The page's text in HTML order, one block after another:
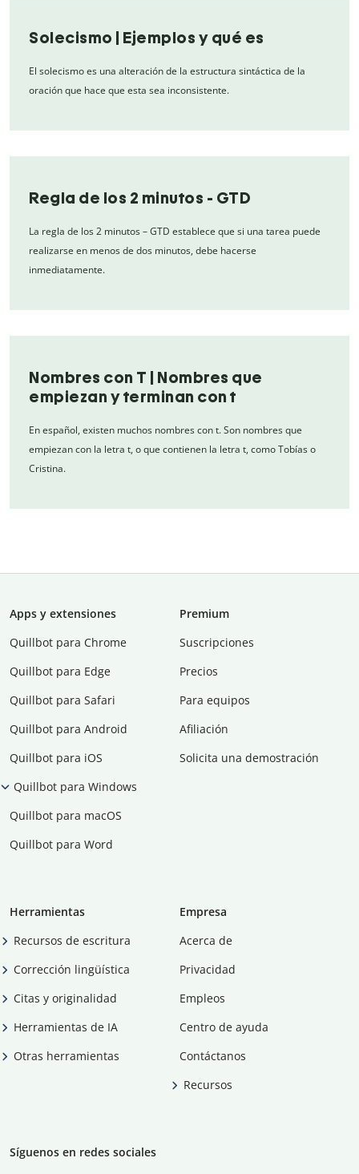
Solecismo | Ejemplos y qué es
El solecismo es una alteración de la estructura sintáctica de la
oración que hace que esta sea inconsistente.
Regla de los 2 minutos - GTD
La regla de los 2 minutos – GTD establece que si una tarea puede
realizarse en menos de dos minutos, debe hacerse
inmediatamente.
Nombres con T | Nombres que
empiezan y terminan con t
En español, existen muchos nombres con t. Son nombres que
empiezan con la letra t, o que contienen la letra t, como Tobías o
Cristina.
Apps y extensiones
Quillbot para Chrome
Quillbot para Edge
Quillbot para Safari
Quillbot para Android
Quillbot para iOS
Quillbot para Windows
Quillbot para macOS
Quillbot para Word
Premium
Suscripciones
Precios
Para equipos
Afiliación
Solicita una demostración
Herramientas
Recursos de escritura
Corrección lingüística
Citas y originalidad
Herramientas de IA
Otras herramientas
Empresa
Acerca de
Privacidad
Empleos
Centro de ayuda
Contáctanos
Recursos
Síguenos en redes sociales